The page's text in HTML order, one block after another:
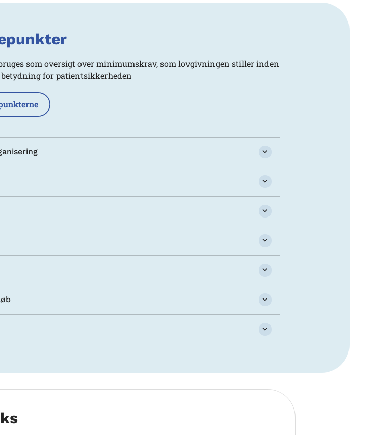
som oversigt over minimumskrav, som lovgivningen stiller inden
for patientsikkerheden